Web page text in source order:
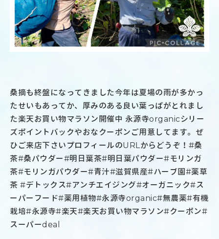
桑摘も終盤になってきました今年は夏場の雨が多かっ
たせいもあってか、厚みのある良い葉っぱがとれまし
た楽天お買い物マラソン開催中 永源寺organicシリー
ズポイントバックやおなクーポンご用意してます。ぜ
ひご来店下さいプロフィールのURLからどうぞ！#桑
茶#桑パウダー#明日葉茶#明日葉パウダー#モリンガ
茶#モリンガパウダー#青汁#滋賀県産#ハーブ園#薬草
茶 #デトックス#アンチエイジング#オーガニック#ス
ーパーフード#薬用植物#永源寺organic#無農薬#有機
栽培#永源寺#楽天#楽天お買い物マラソン#クーポン#
スーパーdeal